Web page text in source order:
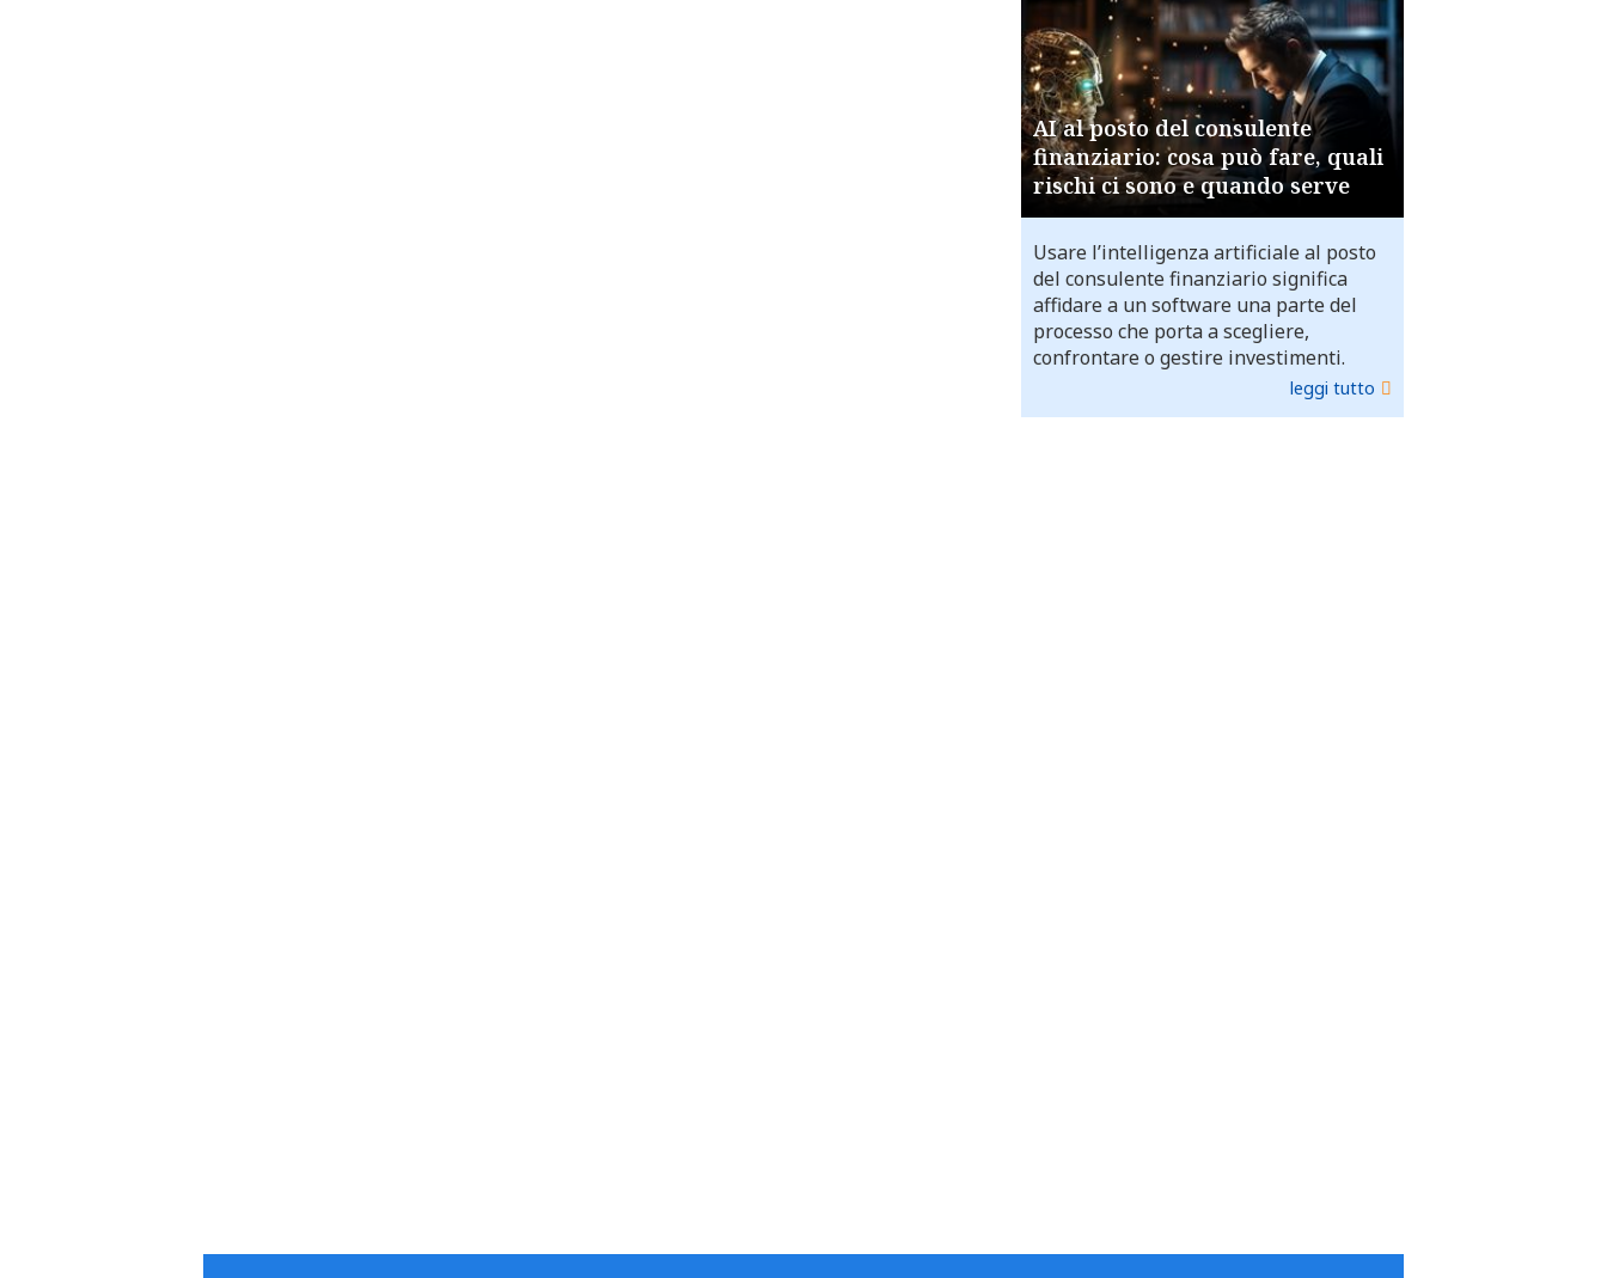
AI al posto del consulente
finanziario: cosa può fare, quali
rischi ci sono e quando serve
Usare l’intelligenza artificiale al posto
del consulente finanziario significa
affidare a un software una parte del
processo che porta a scegliere,
confrontare o gestire investimenti.
leggi tutto